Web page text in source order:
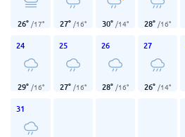
26° /17° 27° /16° 30° /14° 28° /16°
24
29° /16°
25
27° /16°
26
28° /16°
27
26° /14°
31